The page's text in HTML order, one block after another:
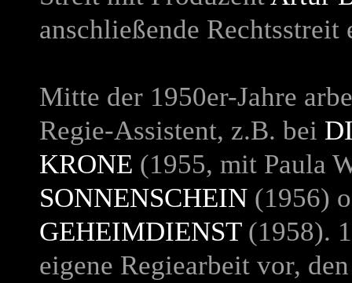
anschließende
Mitte der 1950er-Jahre
Regie-Assistent, z.B. bei
KRONE (1955, mit Paula
SONNENSCHEIN (1956)
GEHEIMDIENST(1958).
eigene Regiearbeit vor,